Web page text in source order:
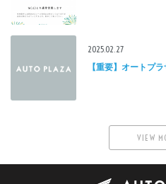
2025.02.27
【重要】オートプ
VIEW